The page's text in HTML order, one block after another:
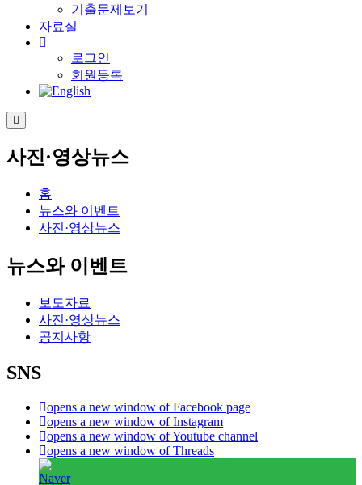
기출문제보기
자료실
로그인
회원등록
사진·영상뉴스
홈
뉴스와 이벤트
사진·영상뉴스
뉴스와 이벤트
보도자료
사진·영상뉴스
공지사항
SNS
opens a new window of Facebook page
opens a new window of Instagram
opens a new window of Youtube channel
opens a new window of Threads